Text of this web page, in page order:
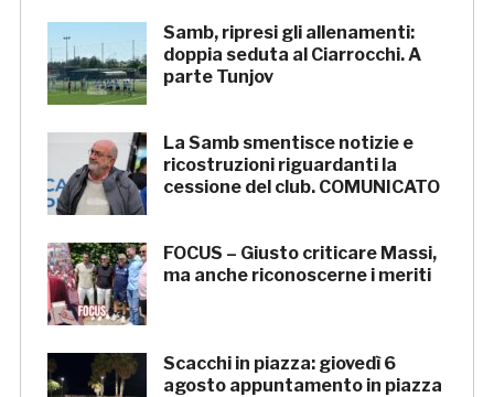
Samb, ripresi gli allenamenti:
doppia seduta al Ciarrocchi. A
parte Tunjov
La Samb smentisce notizie e
ricostruzioni riguardanti la
cessione del club. COMUNICATO
FOCUS – Giusto criticare Massi,
ma anche riconoscerne i meriti
Scacchi in piazza: giovedì 6
agosto appuntamento in piazza